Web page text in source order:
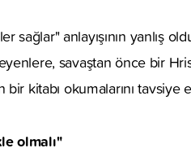
anlayışının yanlış
savaştan önce bir
bir kitabı okumalarını tavsiye
olmalı"